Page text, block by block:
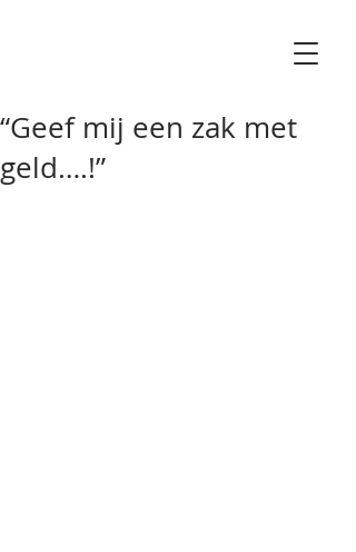
“Geef mij een zak met
geld….!”